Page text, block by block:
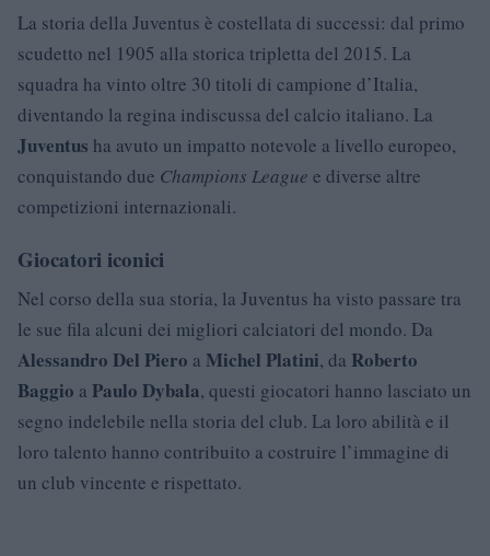
La storia della Juventus è costellata di successi: dal primo
scudetto nel 1905 alla storica tripletta del 2015. La
squadra ha vinto oltre 30 titoli di campione d’Italia,
diventando la regina indiscussa del calcio italiano. La
Juventus ha avuto un impatto notevole a livello europeo,
conquistando due Champions League e diverse altre
competizioni internazionali.
Giocatori iconici
Nel corso della sua storia, la Juventus ha visto passare tra
le sue fila alcuni dei migliori calciatori del mondo. Da
Alessandro Del Piero a Michel Platini, da Roberto
Baggio a Paulo Dybala, questi giocatori hanno lasciato un
segno indelebile nella storia del club. La loro abilità e il
loro talento hanno contribuito a costruire l’immagine di
un club vincente e rispettato.